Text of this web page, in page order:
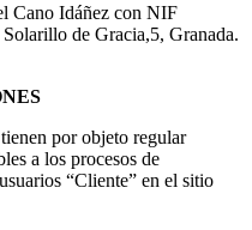
Cano Idáñez con NIF
de Gracia,5, Granada.
por objeto regular
a los procesos de
“Cliente” en el sitio